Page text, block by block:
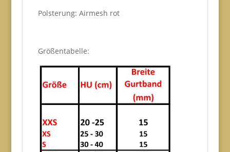
Polsterung: Airmesh rot
Größentabelle: